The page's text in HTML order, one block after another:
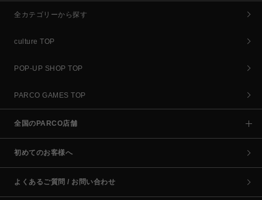
全カテゴリーから探す
culture TOP
POP-UP SHOP TOP
PARCO GAMES TOP
全国のPARCO店舗
初めてのお客様へ
よくあるご質問 / お問い合わせ